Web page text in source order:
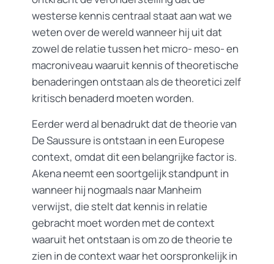
westerse kennis centraal staat aan wat we
weten over de wereld wanneer hij uit dat
zowel de relatie tussen het micro- meso- en
macroniveau waaruit kennis of theoretische
benaderingen ontstaan als de theoretici zelf
kritisch benaderd moeten worden.
Eerder werd al benadrukt dat de theorie van
De Saussure is ontstaan in een Europese
context, omdat dit een belangrijke factor is.
Akena neemt een soortgelijk standpunt in
wanneer hij nogmaals naar Manheim
verwijst, die stelt dat kennis in relatie
gebracht moet worden met de context
waaruit het ontstaan is om zo de theorie te
zien in de context waar het oorspronkelijk in